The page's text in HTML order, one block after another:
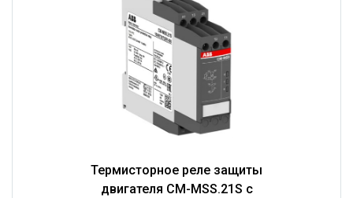
Термисторное реле защиты
двигателя CM-MSS.21S с